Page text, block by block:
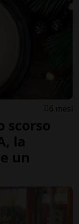
6 mesi
scorso
la
un